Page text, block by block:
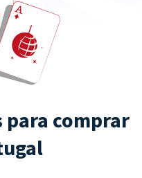
para comprar